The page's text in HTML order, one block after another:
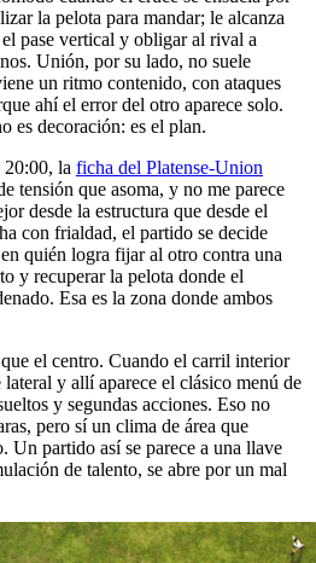
la pelota para mandar; le alcanza
pase vertical y obligar al rival a
Unión, por su lado, no suele
un ritmo contenido, con ataques
ahí el error del otro aparece solo.
es decoración: es el plan.
la ficha del Platense-Union
tensión que asoma, y no me parece
desde la estructura que desde el
con frialdad, el partido se decide
quién logra fijar al otro contra una
y recuperar la pelota donde el
Esa es la zona donde ambos
el centro. Cuando el carril interior
y allí aparece el clásico menú de
y segundas acciones. Eso no
pero sí un clima de área que
Un partido así se parece a una llave
de talento, se abre por un mal